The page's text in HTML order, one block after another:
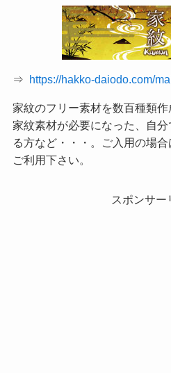
⇒ https://hakko-daiodo.com/
家紋のフリー素材を数百種類
家紋素材が必要になった、自
る方など・・・。ご入用の場
ご利用下さい。
スポンサー